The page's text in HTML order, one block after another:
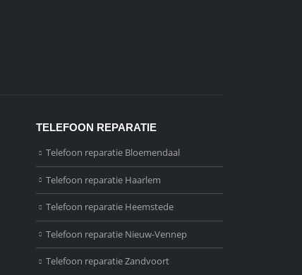
TELEFOON REPARATIE
Telefoon reparatie Bloemendaal
Telefoon reparatie Haarlem
Telefoon reparatie Heemstede
Telefoon reparatie Nieuw-Vennep
Telefoon reparatie Zandvoort